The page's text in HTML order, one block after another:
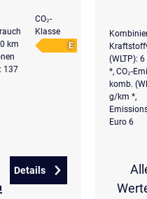
km
137
CO₂-
Klasse
E
Details
zu Hyundai i30 1.0 T-GDi
(WLTP):
*, CO₂-
komb.
g/km *,
Euro 6